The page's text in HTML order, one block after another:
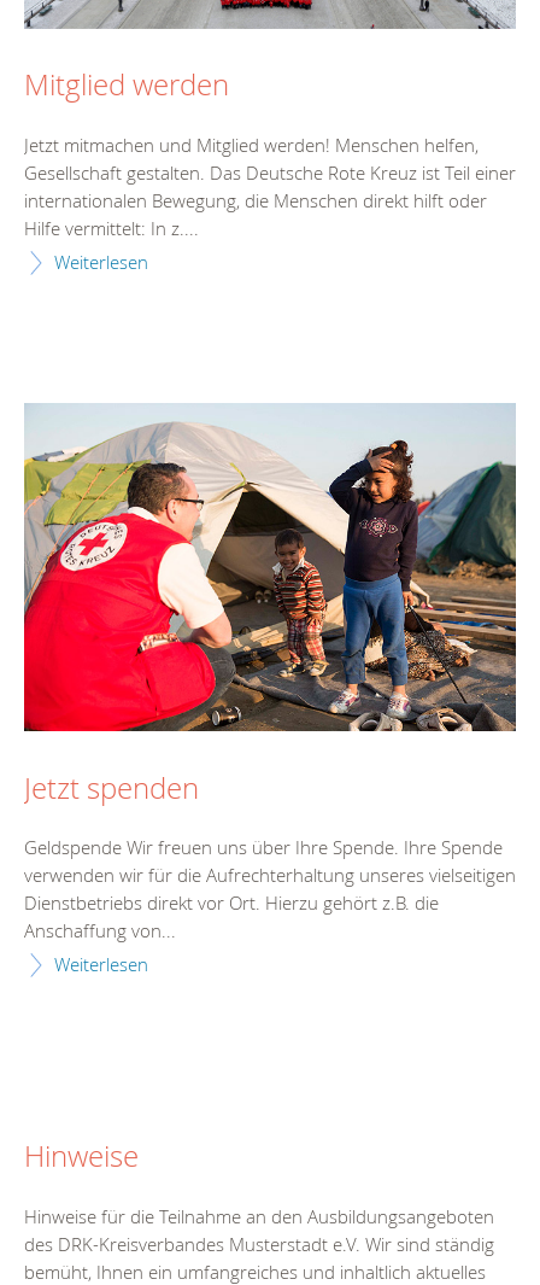
Mitglied werden
Jetzt mitmachen und Mitglied werden! Menschen helfen,
Gesellschaft gestalten. Das Deutsche Rote Kreuz ist Teil einer
internationalen Bewegung, die Menschen direkt hilft oder
Hilfe vermittelt: In z....
Weiterlesen
Jetzt spenden
Geldspende Wir freuen uns über Ihre Spende. Ihre Spende
verwenden wir für die Aufrechterhaltung unseres vielseitigen
Dienstbetriebs direkt vor Ort. Hierzu gehört z.B. die
Anschaffung von...
Weiterlesen
Hinweise
Hinweise für die Teilnahme an den Ausbildungsangeboten
des DRK-Kreisverbandes Musterstadt e.V. Wir sind ständig
bemüht, Ihnen ein umfangreiches und inhaltlich aktuelles